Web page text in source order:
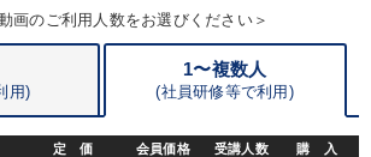
後継者に聞かせたい
画のご利用人数をお選びください＞
用)
1〜複数人
(社員研修等で利用)
定 価 会員価格 受講人数 購 入